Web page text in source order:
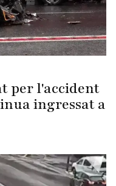
per l'accident
ingressat a